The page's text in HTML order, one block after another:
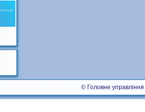
© Головне управління